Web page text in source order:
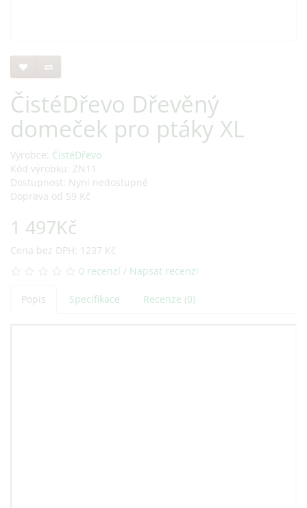
ČistéDřevo Dřevěný
domeček pro ptáky XL
Výrobce: ČistéDřevo
Kód výrobku: ZN11
Dostupnost: Nyní nedostupné
Doprava od 59 Kč
1 497Kč
Cena bez DPH: 1237 Kč
0 recenzí / Napsat recenzi
Popis Specifikace Recenze (0)